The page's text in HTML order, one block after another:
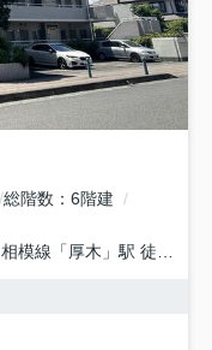
総階数
6階建
相模線 「厚木 」駅 徒歩5分